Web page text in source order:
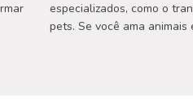
especializados, como o
pets. Se você ama animais